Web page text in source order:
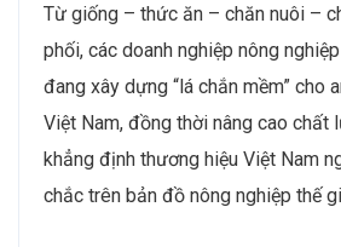
Từ giống – thức ăn – chăn nuôi –
phối, các doanh nghiệp nông
đang xây dựng “lá chắn mềm” cho
Việt Nam, đồng thời nâng cao chất
khẳng định thương hiệu Việt Nam
chắc trên bản đồ nông nghiệp thế